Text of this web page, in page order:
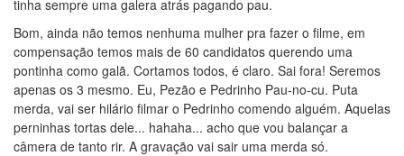
tinha sempre uma galera atrás pagando pau.
Bom, ainda não temos nenhuma mulher pra fazer o filme, em
compensação temos mais de 60 candidatos querendo uma
pontinha como galã. Cortamos todos, é claro. Sai fora! Seremos
apenas os 3 mesmo. Eu, Pezão e Pedrinho Pau-no-cu. Puta
merda, vai ser hilário filmar o Pedrinho comendo alguém. Aquelas
perninhas tortas dele... hahaha... acho que vou balançar a
câmera de tanto rir. A gravação vai sair uma merda só.